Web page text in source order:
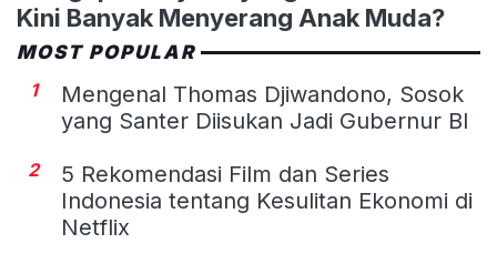
Kini Banyak Menyerang Anak Muda?
MOST POPULAR
1
Mengenal Thomas Djiwandono, Sosok
yang Santer Diisukan Jadi Gubernur BI
2
5 Rekomendasi Film dan Series
Indonesia tentang Kesulitan Ekonomi di
Netflix